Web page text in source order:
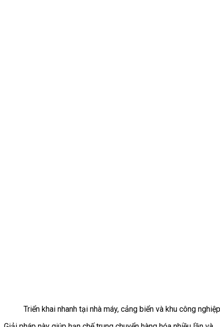
Triển khai nhanh tại nhà máy, cảng biển và khu công nghiệp